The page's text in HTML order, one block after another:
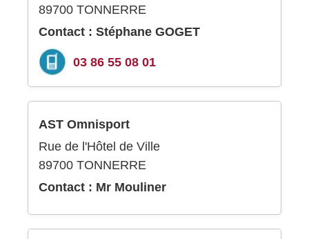
89700 TONNERRE
Contact : Stéphane GOGET
03 86 55 08 01
AST Omnisport
Rue de l'Hôtel de Ville
89700 TONNERRE
Contact : Mr Mouliner